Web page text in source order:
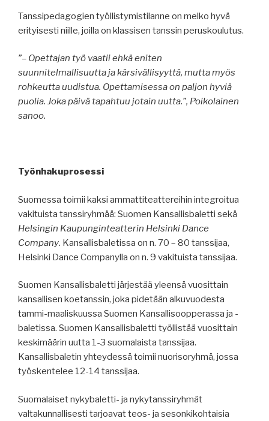
Tanssipedagogien työllistymistilanne on melko hyvä
erityisesti niille, joilla on klassisen tanssin peruskoulutus.
”– Opettajan työ vaatii ehkä eniten
suunnitelmallisuutta ja kärsivällisyyttä, mutta myös
rohkeutta uudistua. Opettamisessa on paljon hyviä
puolia. Joka päivä tapahtuu jotain uutta.”, Poikolainen
sanoo.
Työnhakuprosessi
Suomessa toimii kaksi ammattiteattereihin integroitua
vakituista tanssiryhmää: Suomen Kansallisbaletti sekä
Helsingin Kaupunginteatterin Helsinki Dance
Company. Kansallisbaletissa on n. 70 – 80 tanssijaa,
Helsinki Dance Companylla on n. 9 vakituista tanssijaa.
Suomen Kansallisbaletti järjestää yleensä vuosittain
kansallisen koetanssin, joka pidetään alkuvuodesta
tammi-maaliskuussa Suomen Kansallisoopperassa ja -
baletissa. Suomen Kansallisbaletti työllistää vuosittain
keskimäärin uutta 1-3 suomalaista tanssijaa.
Kansallisbaletin yhteydessä toimii nuorisoryhmä, jossa
työskentelee 12-14 tanssijaa.
Suomalaiset nykybaletti- ja nykytanssiryhmät
valtakunnallisesti tarjoavat teos- ja sesonkikohtaisia